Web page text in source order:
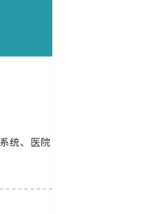
统、医院